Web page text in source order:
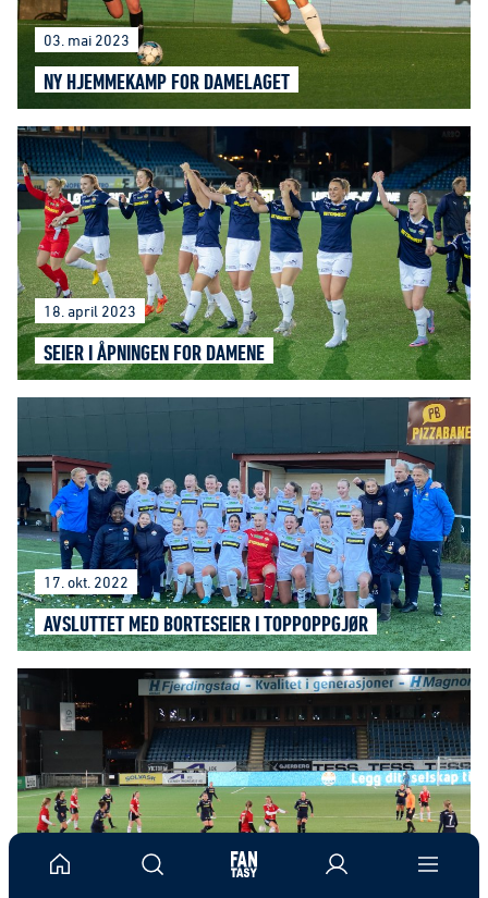
03. mai 2023
NY HJEMMEKAMP FOR DAMELAGET
18. april 2023
SEIER I ÅPNINGEN FOR DAMENE
17. okt. 2022
AVSLUTTET MED BORTESEIER I TOPPOPPGJØR
12. okt. 2022